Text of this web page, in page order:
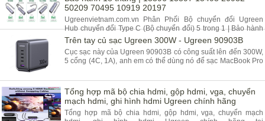
lúc.
50209 70495 10919 20197
Ugreenvietnam.com.vn Phân Phối Bộ chuyển đổi Ugreen
Hub chuyển đổi Type C (Bộ chuyển đổi) 5 trong 1 | Bảo hành
18 tháng | 15596 15597 15495 20932 50209 70495 10919
Trên tay củ sạc Ugreen 300W - Ugreen 90903B
Cục sạc này của Ugreen 90903B có công suất lên đến 300W,
5 cổng (4C, 1A), anh em có thể dùng nó để sạc MacBook Pro
Tổng hợp mã bộ chia hdmi, gộp hdmi, vga, chuyển
mạch hdmi, ghi hình hdmi Ugreen chính hãng
Tổng hợp mã bộ chia hdmi, gộp hdmi, vga, chuyển mạch